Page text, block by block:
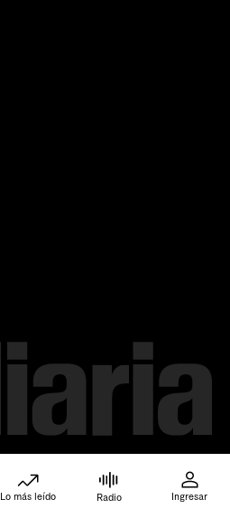
Lo más leído Radio Ingresar